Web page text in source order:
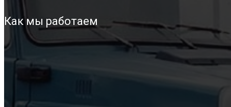
Как мы работаем